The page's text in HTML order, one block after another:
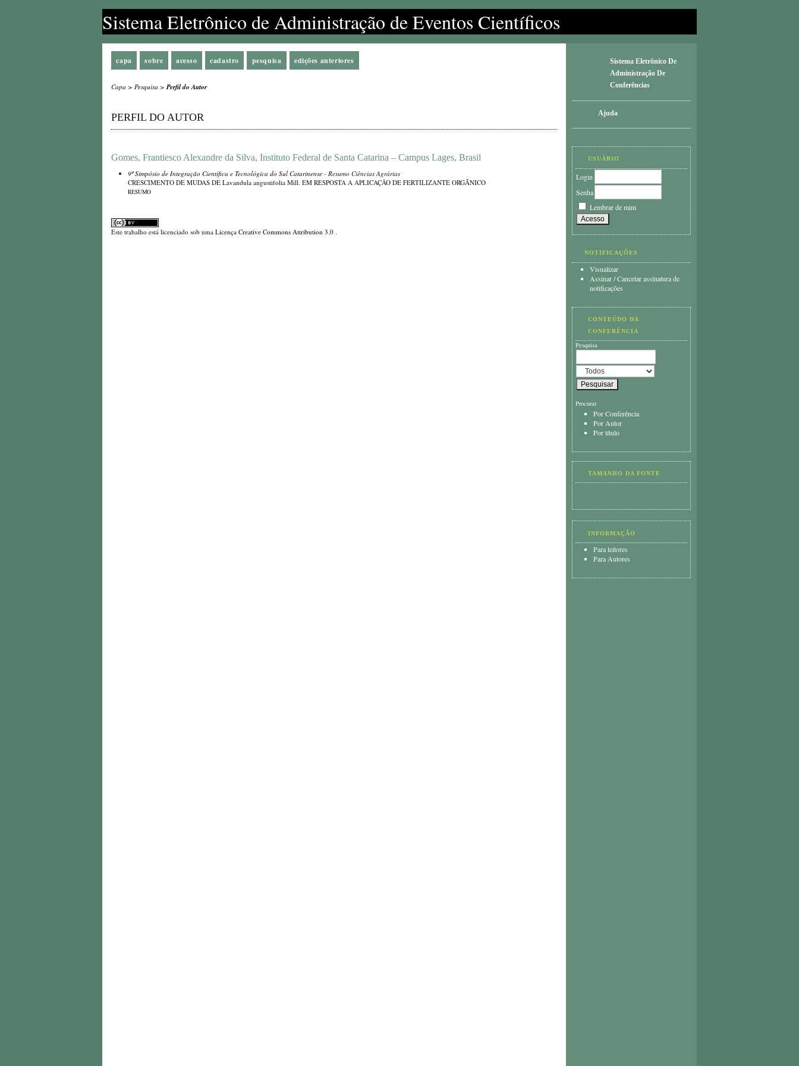
Sistema Eletrônico de Administração de Eventos Científicos
Sistema Eletrônico De
Administração De
Conferências
Ajuda
USUÁRIO
Login
Senha
Lembrar de mim
NOTIFICAÇÕES
Visualizar
Assinar/Cancelar assinatura de
notificações
CONTEÚDO DA
CONFERÊNCIA
Pesquisa
Procurar
Por Conferência
Por Autor
Por título
TAMANHO DA FONTE
INFORMAÇÃO
Para leitores
Para Autores
capa sobre acesso cadastro pesquisa edições anteriores
Capa > Pesquisa >Perfil do Autor
PERFIL DO AUTOR
Gomes, Frantiesco Alexandre da Silva, Instituto Federal de Santa Catarina – Campus Lages, Brasil
9º Simpósio de Integração Científica e Tecnológica do Sul Catarinense - Resumo Ciências Agrárias
CRESCIMENTO DE MUDAS DE Lavandula angustifolia Mill. EM RESPOSTA A APLICAÇÃO DE FERTILIZANTE ORGÂNICO
RESUMO
Este trabalho está licenciado sob uma Licença Creative Commons Attribution 3.0 .